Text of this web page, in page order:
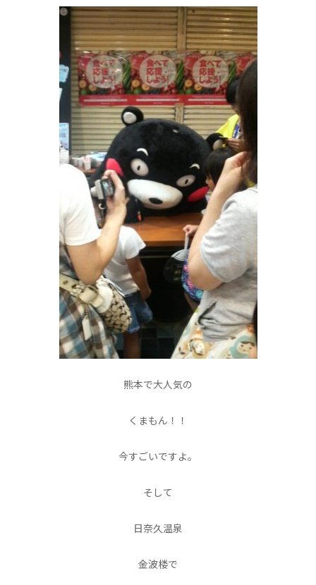
熊本で大人気の
くまもん！！
今すごいですよ。
そして
日奈久温泉
金波楼で